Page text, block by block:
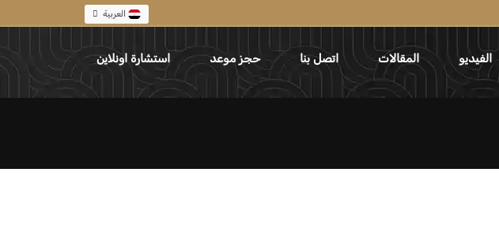
الفيديو المقالات اتصل بنا حجز موعد استشارة اونلاين